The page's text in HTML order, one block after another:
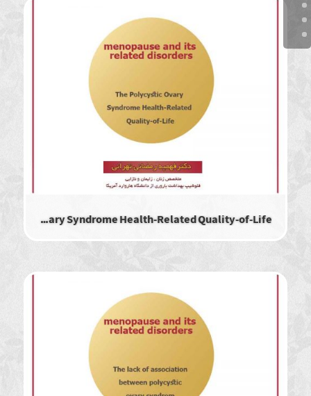
The Polycystic Ovary Syndrome Health-Related Quality-of-Life